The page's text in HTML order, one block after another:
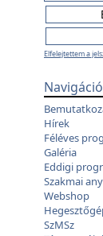
Elfelejtettem a
Navigáció
Hírek
Féléves
Galéria
Eddigi
Szakmai
Webshop
SzMSz